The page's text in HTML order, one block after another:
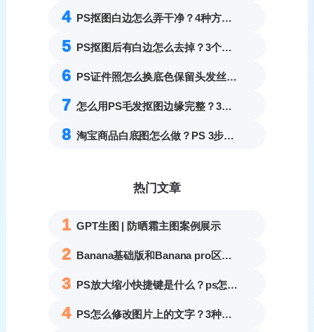
4 PS抠图白边怎么弄干净？4种方法根治白边、锯齿残留
5 PS抠图后有白边怎么去掉？3个一键去除白边技巧
6 PS证件照怎么换底色保留头发丝细节？3步解决抠图白边杂边完整教程
7 怎么用PS毛发抠图边缘完整？3秒搞定发丝细节。
8 淘宝商品白底图怎么做？PS 3步无痕抠图统一底色
热门文章
1 GPT生图 | 防晒霜主图案例展示
2 Banana基础版和Banana pro区别对比丨具体案例应用+使用教程
3 PS放大缩小快捷键是什么？ps怎么把图片拉大拉小？
4 PS怎么修改图片上的文字？3种无痕改字方法，新手也能搞定